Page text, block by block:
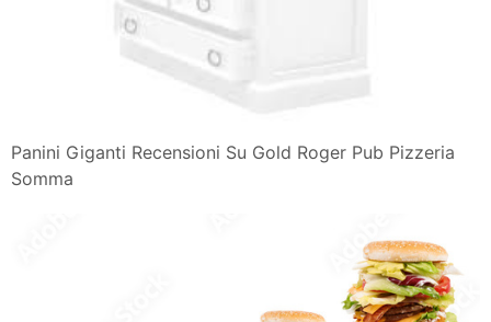
Panini Giganti Recensioni Su Gold Roger Pub Pizzeria
Somma